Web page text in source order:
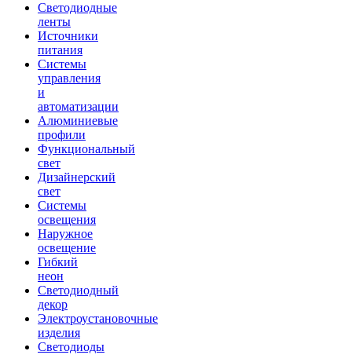
Светодиодные
ленты
Источники
питания
Системы
управления
и
автоматизации
Алюминиевые
профили
Функциональный
свет
Дизайнерский
свет
Системы
освещения
Наружное
освещение
Гибкий
неон
Светодиодный
декор
Электроустановочные
изделия
Светодиоды